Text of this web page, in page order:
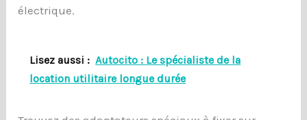
électrique.
Lisez aussi : Autocito : Le spécialiste de la
location utilitaire longue durée